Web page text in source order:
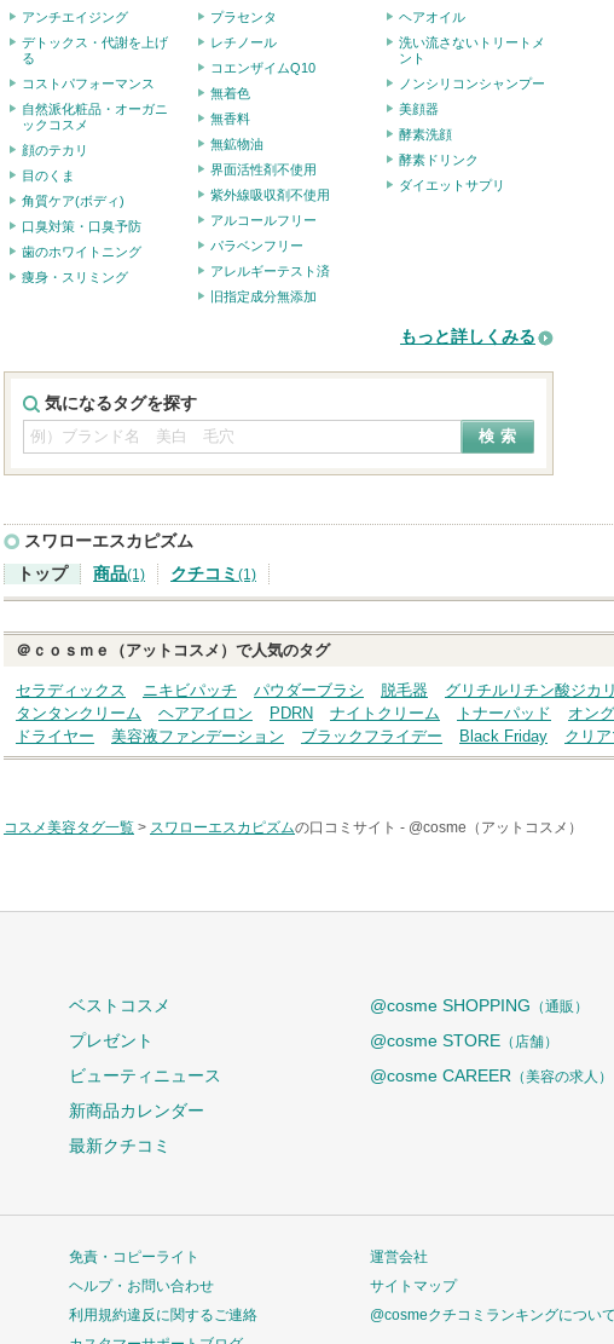
アンチエイジング
デトックス・代謝を上げ
る
コストパフォーマンス
自然派化粧品・オーガニ
ックコスメ
顔のテカリ
目のくま
角質ケア(ボディ)
口臭対策・口臭予防
歯のホワイトニング
痩身・スリミング
プラセンタ
レチノール
コエンザイムQ10
無着色
無香料
無鉱物油
界面活性剤不使用
紫外線吸収剤不使用
アルコールフリー
パラベンフリー
アレルギーテスト済
旧指定成分無添加
ヘアオイル
洗い流さないトリートメ
ント
ノンシリコンシャンプー
美顔器
酵素洗顔
酵素ドリンク
ダイエットサプリ
もっと詳しくみる
気になるタグを探す
スワローエスカピズム
トップ
商品(1) クチコミ (1)
＠ｃｏｓｍｅ（アットコスメ）で人気のタグ
セラディックス ニキビパッチ パウダーブラシ 脱毛器 グリチルリチン酸ジカ
タンタンクリーム
ヘアアイロン PDRN ナイトクリーム トナーパッド オン
ドライヤー
美容液ファンデーション ブラックフライデー Black Friday クリ
コスメ美容タグ一覧 > スワローエスカピズムの口コミサイト - @cosme（アットコスメ）
ベストコスメ
プレゼント
ビューティニュース
新商品カレンダー
最新クチコミ
@cosme SHOPPING （通販）
@cosme STORE （店舗）
@cosme CAREER （美容の求人）
免責・コピーライト
ヘルプ・お問い合わせ
利用規約違反に関するご連絡
運営会社
サイトマップ
@cosmeクチコミランキングについて